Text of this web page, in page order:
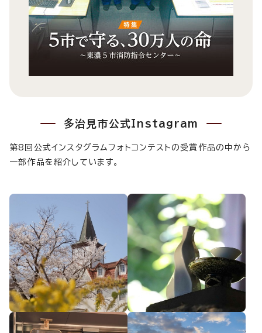
多治見市公式Instagram
第8回公式インスタグラムフォトコンテストの受賞作品の中から
一部作品を紹介しています。